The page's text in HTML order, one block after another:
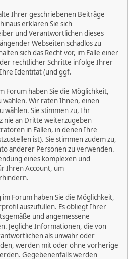
Ihrer geschriebenen Beiträge
erklären Sie sich
und Verantwortlichen dieses
Webseiten schadlos zu
sich das Recht vor, im Falle einer
rechtlicher Schritte infolge Ihrer
Identität (und ggf.
Forum haben Sie die Möglichkeit,
wählen. Wir raten Ihnen, einen
wählen. Sie stimmen zu, Ihr
nie an Dritte weiterzugeben
in Fällen, in denen Ihre
ist). Sie stimmen zudem zu,
anderer Personen zu verwenden.
eines komplexen und
Ihren Account, um
Forum haben Sie die Möglichkeit,
auszufüllen. Es obliegt Ihrer
und angemessene
Jegliche Informationen, die von
als unwahr oder
werden mit oder ohne vorherige
Gegebenenfalls werden